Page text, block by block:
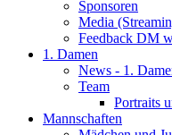
Sponsoren
Media
Feedback DM
1. Damen
News - 1.
Team
Portraits
Mannschaften